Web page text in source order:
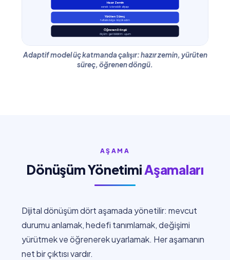
Öğrenen Döngü
ölçüm · geri bildirim · uyum
Yürüten Süreç
haftalık dalga · küçük adım
Hazır Zemin
esnek · izlenebilir altyapı
Adaptif model üç katmanda çalışır: hazır zemin, yürüten
süreç, öğrenen döngü.
AŞAMA
Dönüşüm YönetimiAşamaları
Dijital dönüşüm dört aşamada yönetilir: mevcut
durumu anlamak, hedefi tanımlamak, değişimi
yürütmek ve öğrenerek uyarlamak. Her aşamanın
net bir çıktısı vardır.